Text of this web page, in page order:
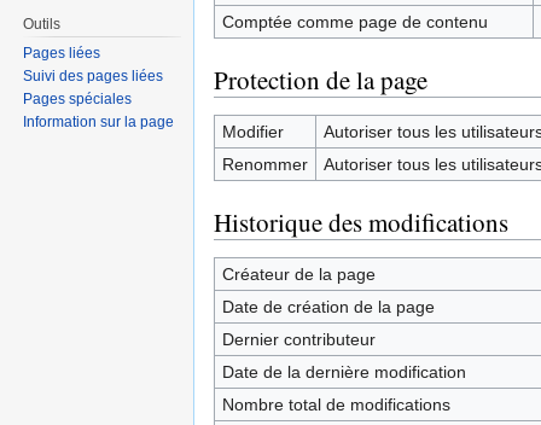
Comptée comme page de contenu
Protection de la page
Modifier
Autoriser tous les
Renommer
Autoriser tous les
Historique des modifications
Créateur de la page
Date de création de la page
Dernier contributeur
Date de la dernière modification
Nombre total de modifications
Outils
Pages liées
Suivi des pages liées
Pages spéciales
Information sur la page